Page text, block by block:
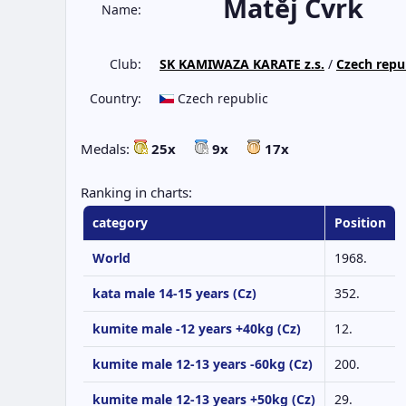
Name: Matěj Cvrk
Club: SK KAMIWAZA KARATE z.s. / Czech
Country:
Czech republic
Medals: 25x 9x 17x
Ranking in charts:
category Position
World 1968.
kata male 14-15 years (Cz) 352.
kumite male -12 years +40kg (Cz) 12.
kumite male 12-13 years -60kg (Cz) 200.
kumite male 12-13 years +50kg (Cz) 29.